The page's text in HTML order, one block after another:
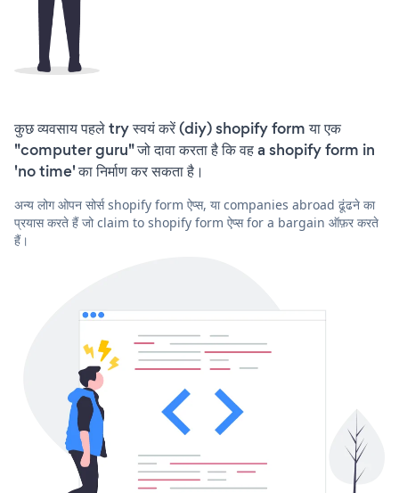
कुछ व्यवसाय पहले try स्वयं करें (diy) shopify form या एक
"computer guru" जो दावा करता है कि वह a shopify form in
'no time' का निर्माण कर सकता है।
अन्य लोग ओपन सोर्स shopify form ऐप्स, या companies abroad ढूंढने का
प्रयास करते हैं जो claim to shopify form ऐप्स for a bargain ऑफ़र करते
हैं।